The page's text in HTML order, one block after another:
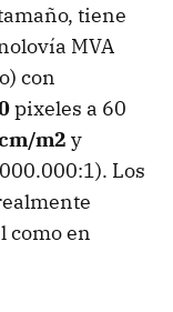
tiene
MVA
con
pixeles a 60
m2 y
Los
como en